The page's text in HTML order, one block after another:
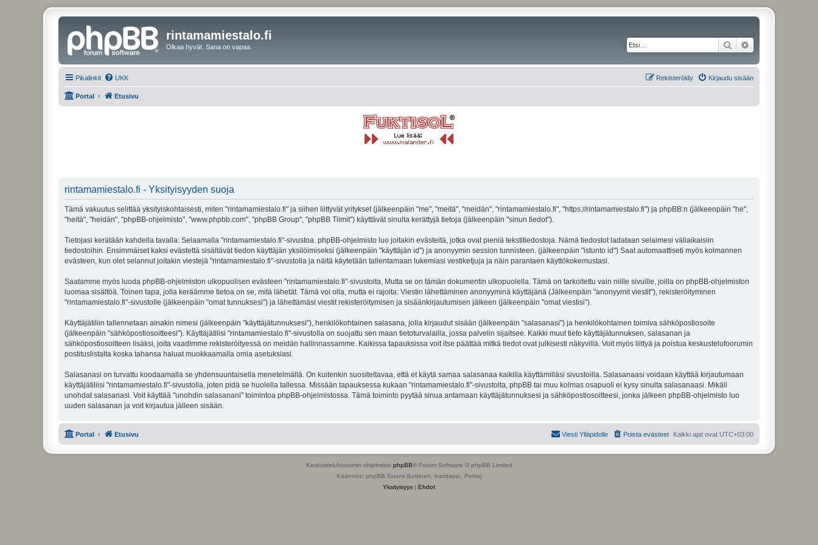
rintamamiestalo.fi
Olkaa hyvät. Sana on vapaa. Etsi
Pikalinkit UKK Kirjaudu sisään
Rekisteröidy
Portal Etusivu
rintamamiestalo.fi - Yksityisyyden suoja
Tämä vakuutus selittää yksityiskohtaisesti, miten "rintamamiestalo.fi" ja siihen liittyvät yritykset (jälkeenpäin "me", "meitä", "meidän", "rintamamiestalo.fi", "https://rintamamiestalo.fi") ja phpBB:n (jälkeenpäin "he",
"heitä", "heidän", "phpBB-ohjelmisto", "www.phpbb.com", "phpBB Group", "phpBB Tiimit") käyttävät sinulta kerättyjä tietoja (jälkeenpäin "sinun tiedot").
Tietojasi kerätään kahdella tavalla: Selaamalla "rintamamiestalo.fi"-sivustoa. phpBB-ohjelmisto luo joitakin evästeitä, jotka ovat pieniä tekstitiedostoja. Nämä tiedostot ladataan selaimesi väliaikaisiin
tiedostoihin. Ensimmäiset kaksi evästettä sisältävät tiedon käyttäjän yksilöimiseksi (jälkeenpäin "käyttäjän id") ja anonyymin session tunnisteen. (jälkeenpäin "istunto id") Saat automaattiseti myös kolmannen
evästeen, kun olet selannut joitakin viestejä "rintamamiestalo.fi"-sivustolla ja näitä käytetään tallentamaan lukemiasi vestiketjuja ja näin parantaen käyttökokemustasi.
Saatamme myös luoda phpBB-ohjelmiston ulkopuolisen evästeen "rintamamiestalo.fi"-sivustolta, Mutta se on tämän dokumentin ulkopuolella. Tämä on tarkoitettu vain niille sivuille, joilla on phpBB-ohjelmiston
luomaa sisältöä. Toinen tapa, jolla keräämme tietoa on se, mitä lähetät. Tämä voi olla, mutta ei rajoita: Viestin lähettäminen anonyyminä käyttäjänä (Jälkeenpäin "anonyymit viestit"), rekisteröityminen
"rintamamiestalo.fi"-sivustolle (jälkeenpäin "omat tunnuksesi") ja lähettämäsi viestit rekisteröitymisen ja sisäänkirjautumisen jälkeen (jälkeenpäin "omat viestisi").
Käyttäjätiliin tallennetaan ainakin nimesi (jälkeenpäin "käyttäjätunnuksesi"), henkilökohtainen salasana, jolla kirjaudut sisään (jälkeenpäin "salasanasi") ja henkilökohtainen toimiva sähköpostiosoite
(jälkeenpäin "sähköpostiosoitteesi"). Käyttäjätilisi "rintamamiestalo.fi"-sivustolla on suojattu sen maan tietoturvalailla, jossa palvelin sijaitsee. Kaikki muut tieto käyttäjätunnuksen, salasanan ja
sähköpostiosoitteen lisäksi, joita vaadimme rekisteröityessä on meidän hallinnassamme. Kaikissa tapauksissa voit itse päättää mitkä tiedot ovat julkisesti näkyvillä. Voit myös liittyä ja poistua keskustelufoorumin
postituslistalta koska tahansa haluat muokkaamalla omia asetuksiasi.
Salasanasi on turvattu koodaamalla se yhdensuuntaisella menetelmällä. On kuitenkin suositeltavaa, että et käytä samaa salasanaa kaikilla käyttämilläsi sivustoilla. Salasanaasi voidaan käyttää kirjautumaan
käyttäjätiliisi "rintamamiestalo.fi"-sivustolla, joten pidä se huolella tallessa. Missään tapauksessa kukaan "rintamamiestalo.fi"-sivustolta, phpBB tai muu kolmas osapuoli ei kysy sinulta salasanaasi. Mikäli
unohdat salasanasi. Voit käyttää "unohdin salasanani" toimintoa phpBB-ohjelmistossa. Tämä toiminto pyytää sinua antamaan käyttäjätunnuksesi ja sähköpostiosoitteesi, jonka jälkeen phpBB-ohjelmisto luo
uuden salasanan ja voit kirjautua jälleen sisään.
Portal Etusivu Kaikki ajat ovat UTC+03:00
Poista evästeet
Viesti Ylläpidolle
Keskustelufoorumin ohjelmisto phpBB® Forum Software © phpBB Limited
Käännös: phpBB Suomi (lurttinen, harritapio, Pettis)
Yksityisyys | Ehdot